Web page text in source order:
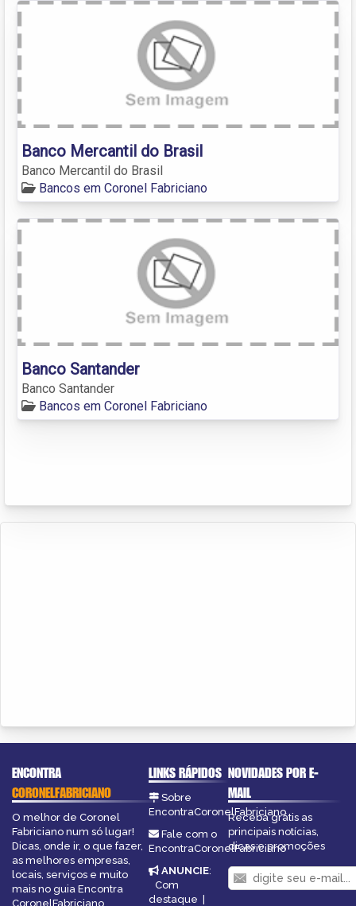
Banco Mercantil do Brasil
Banco Mercantil do Brasil
Bancos em Coronel Fabriciano
Banco Santander
Banco Santander
Bancos em Coronel Fabriciano
ENCONTRA
CORONELFABRICIANO
O melhor de Coronel
Fabriciano num só lugar!
Dicas, onde ir, o que fazer,
as melhores empresas,
locais, serviços e muito
mais no guia Encontra
CoronelFabriciano.
LINKS RÁPIDOS
Sobre
EncontraCoronelFabriciano
Fale com o
EncontraCoronelFabriciano
ANUNCIE:
Com
destaque |
NOVIDADES POR E-
MAIL
Receba grátis as
principais notícias,
dicas e promoções